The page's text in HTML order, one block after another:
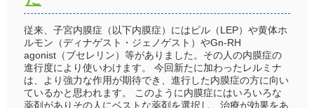
従来、子宮内膜症（以下内膜症）にはピル（LEP）や黄体ホ
ルモン（ディナゲスト・ジェノゲスト）やGn-RH
agonist（ブセレリン）等がありました。その人の内膜症の
進行度により使いわけます。 今回新たに加わったレルミナ
は、より強力な作用が期待でき、進行した内膜症の方に向い
ているかと思われます。 このように内膜症にはいろいろな
薬剤がありその人にベストな薬剤を選択し、治療が効果をあ